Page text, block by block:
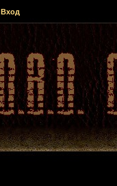
Вход